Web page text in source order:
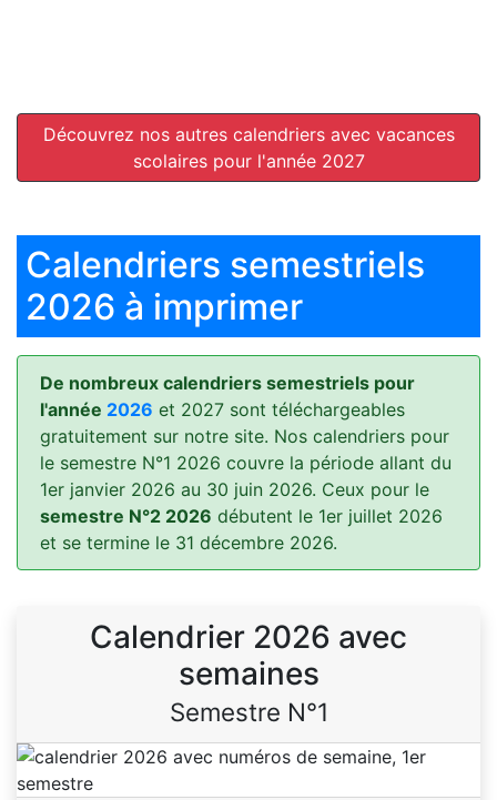
Découvrez nos autres calendriers avec vacances
scolaires pour l'année 2027
Calendriers semestriels
2026 à imprimer
De nombreux calendriers semestriels pour
l'année 2026 et 2027 sont téléchargeables
gratuitement sur notre site. Nos calendriers pour
le semestre N°1 2026 couvre la période allant du
1er janvier 2026 au 30 juin 2026. Ceux pour le
semestre N°2 2026 débutent le 1er juillet 2026
et se termine le 31 décembre 2026.
Calendrier 2026 avec
semaines
Semestre N°1